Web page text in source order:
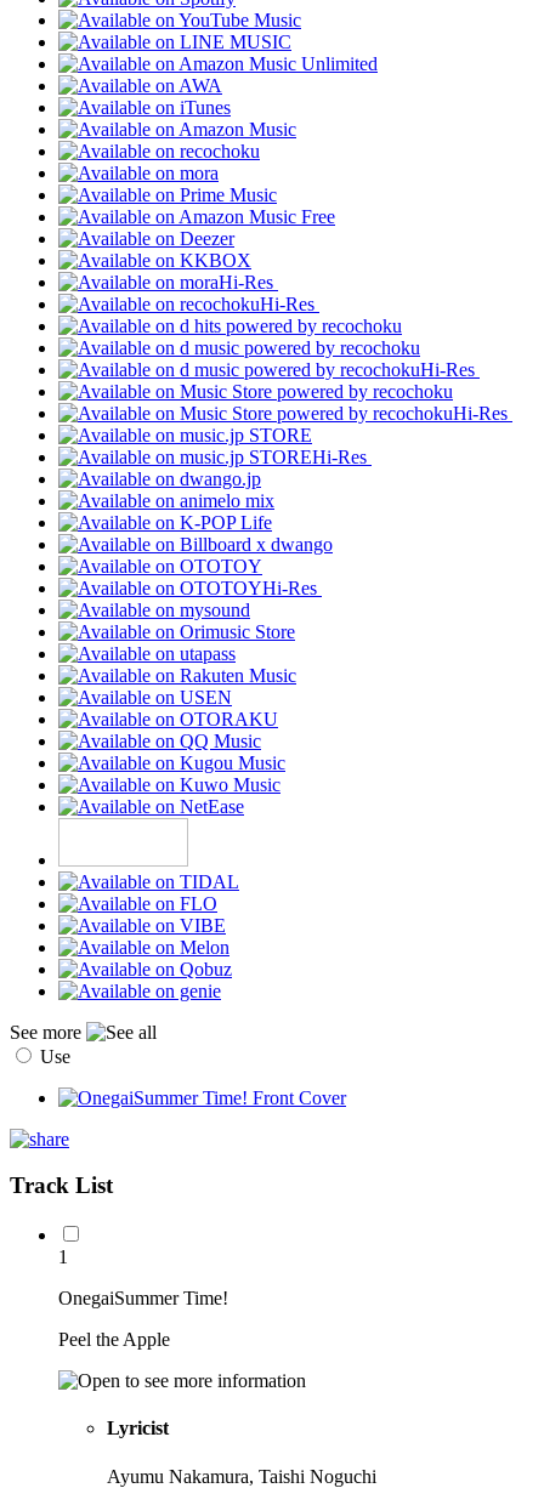
Hi-Res
Hi-Res
Hi-Res
Hi-Res
Hi-Res
Hi-Res
See more
Use
Track List
1
OnegaiSummer Time!
Peel the Apple
Lyricist
Ayumu Nakamura, Taishi Noguchi